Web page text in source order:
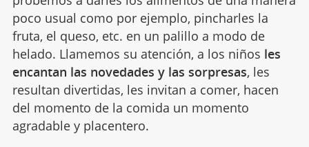
poco usual como por ejemplo, pincharles la
fruta, el queso, etc. en un palillo a modo de
helado. Llamemos su atención, a los niños les
encantan las novedades y las sorpresas, les
resultan divertidas, les invitan a comer, hacen
del momento de la comida un momento
agradable y placentero.